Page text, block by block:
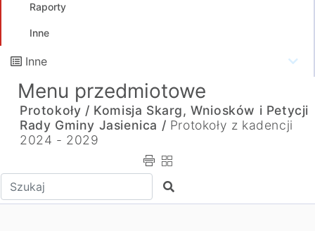
Raporty
Inne
Inne
Menu przedmiotowe
Protokoły / Komisja Skarg, Wniosków i Petycji
Rady Gminy Jasienica / Protokoły z kadencji
2024 - 2029
Wpisz tekst do wyszukania Szukaj